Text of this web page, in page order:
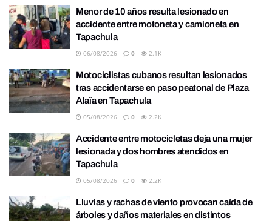
Menor de 10 años resulta lesionado en
accidente entre motoneta y camioneta en
Tapachula
06/08/2026 0 2.1K
Motociclistas cubanos resultan lesionados
tras accidentarse en paso peatonal de Plaza
Alaïa en Tapachula
05/08/2026 0 2.2K
Accidente entre motocicletas deja una mujer
lesionada y dos hombres atendidos en
Tapachula
05/08/2026 0 2.2K
Lluvias y rachas de viento provocan caída de
árboles y daños materiales en distintos